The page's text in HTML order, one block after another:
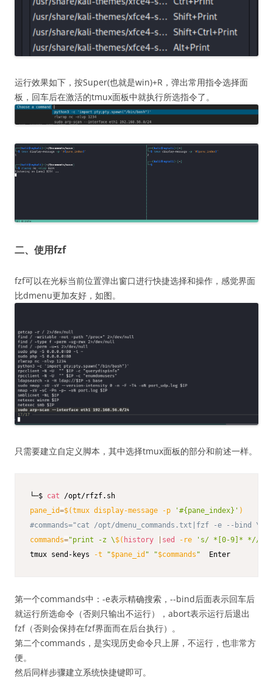
运行效果如下，按Super(也就是win)+R，弹出常用指令选择面
板，回车后在激活的tmux面板中就执行所选指令了。
二、使用fzf
fzf可以在光标当前位置弹出窗口进行快捷选择和操作，感觉界面
比dmenu更加友好，如图。
只需要建立自定义脚本，其中选择tmux面板的部分和前述一样。
└─$ cat
pane_id=$(tmux display-message -p '#{pane_index}' )
#commands="cat /opt/dmenu_commands.txt|fzf -e --bind
commands="print -z \$( history sed -re 's/ *[0-9]* *//'
tmux send-keys
-t "$pane_id " "$commands "
  Enter
第一个commands中：-e表示精确搜索，--bind后面表示回车后
就运行所选命令（否则只输出不运行），abort表示运行后退出
fzf（否则会保持在fzf界面而在后台执行）。
第二个commands，是实现历史命令只上屏，不运行，也非常方
便。
然后同样步骤建立系统快捷键即可。